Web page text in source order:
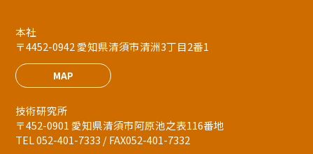
本社
〒4452-0942 愛知県清須市清洲3丁目2番1
MAP
技術研究所
〒452-0901 愛知県清須市阿原池之表116番地
TEL 052-401-7333 / FAX052-401-7332